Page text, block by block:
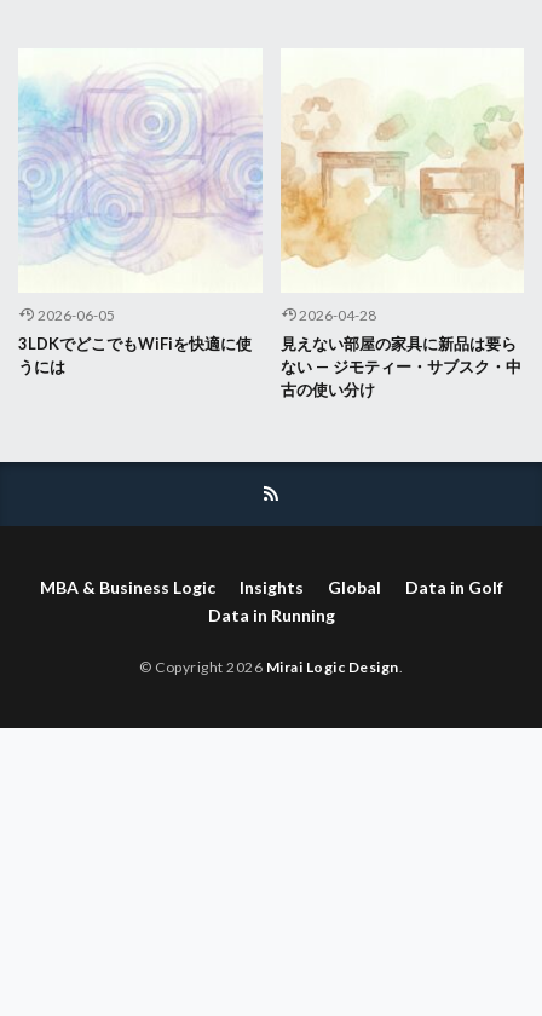
2026-06-05
3LDKでどこでもWiFiを快適に使
うには
2026-04-28
見えない部屋の家具に新品は要ら
ない — ジモティー・サブスク・中
古の使い分け
MBA & Business Logic Insights Global
Data in Golf
Data in Running
© Copyright 2026 Mirai Logic Design